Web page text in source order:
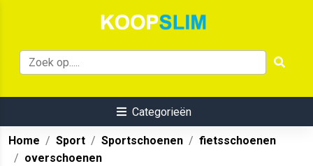
Categorieën
Home Sport Sportschoenen
fietsschoenen
overschoenen